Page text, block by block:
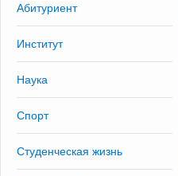
Абитуриент
Институт
Наука
Спорт
Студенческая жизнь